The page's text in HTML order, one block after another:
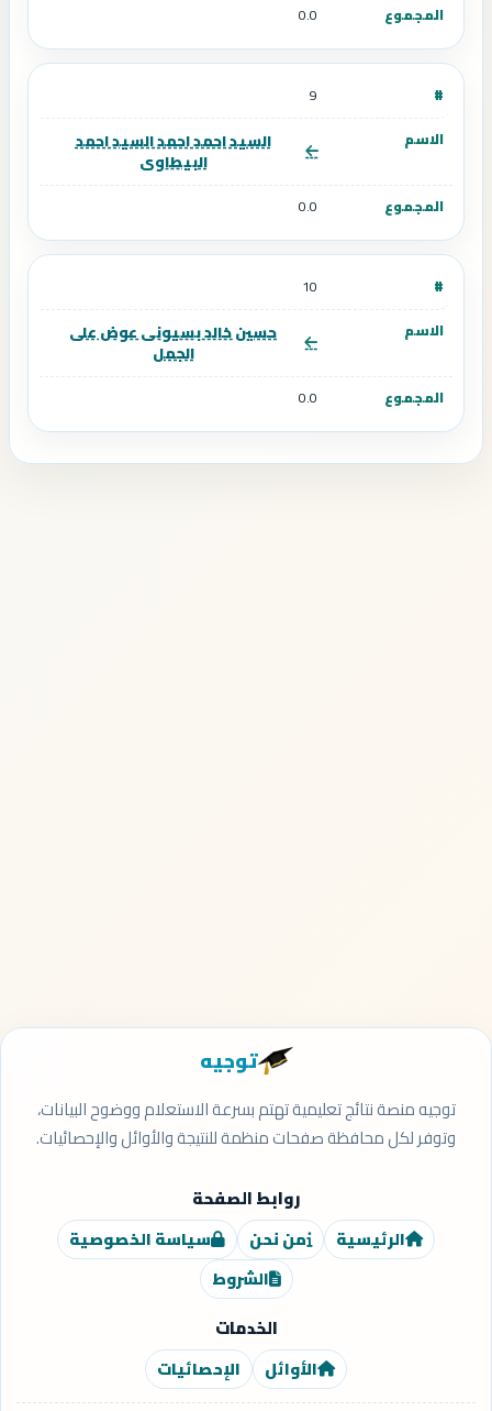
0.0
9
السيد احمد احمد السيد احمد
البيطاوى
0.0
10
حسين خالد بسيونى عوض على
الجمل
0.0
توجيه
توجيه منصة نتائج تعليمية تهتم بسرعة الاستعلام ووضوح البيانات،
وتوفر لكل محافظة صفحات منظمة للنتيجة والأوائل والإحصائيات.
روابط الصفحة
الرئيسية من نحن
سياسة الخصوصية
الشروط
الخدمات
الأوائل الإحصائيات